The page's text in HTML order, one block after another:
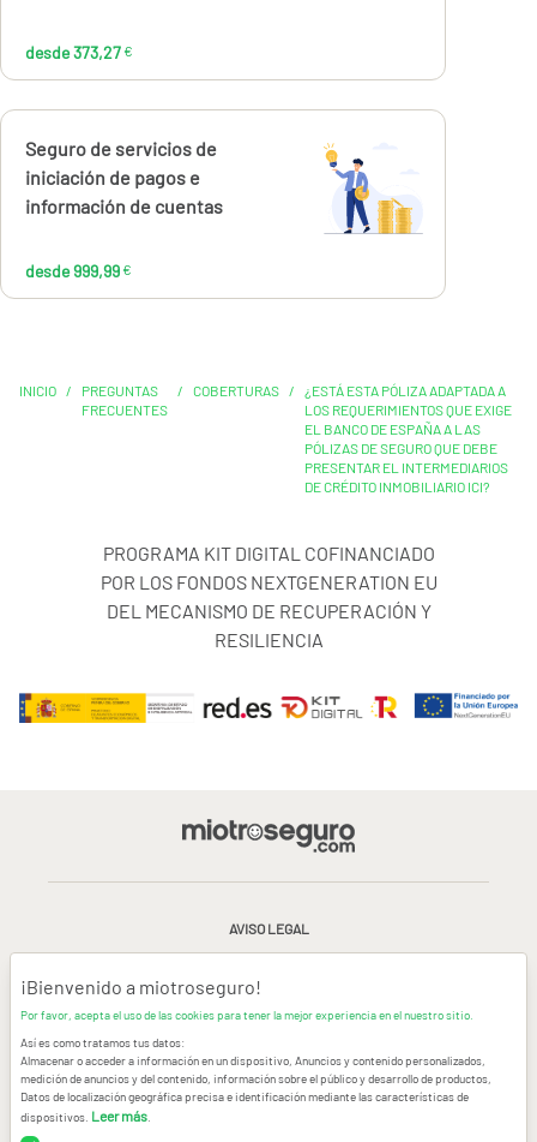
desde 373,27 €
Calcúlalo ahora
Seguro de servicios de
iniciación de pagos e
información de cuentas
desde 999,99 €
999,99€
INICIO /
PREGUNTAS
FRECUENTES
/ COBERTURAS /
¿ESTÁ ESTA PÓLIZA ADAPTADA A
LOS REQUERIMIENTOS QUE EXIGE
EL BANCO DE ESPAÑA A LAS
PÓLIZAS DE SEGURO QUE DEBE
PRESENTAR EL INTERMEDIARIOS
DE CRÉDITO INMOBILIARIO ICI?
PROGRAMA KIT DIGITAL COFINANCIADO
POR LOS FONDOS NEXTGENERATION EU
DEL MECANISMO DE RECUPERACIÓN Y
RESILIENCIA
AVISO LEGAL
CONDICIONES GENERALES DE USO
CONTACTAR
© Copyright miotroseguro.com 2026. Todos los derechos reservados
¡Bienvenido a miotroseguro!
Por favor, acepta el uso de las cookies para tener la mejor experiencia en el nuestro sitio.
Así es como tratamos tus datos:
Almacenar o acceder a información en un dispositivo, Anuncios y contenido personalizados,
medición de anuncios y del contenido, información sobre el público y desarrollo de productos,
Datos de localización geográfica precisa e identificación mediante las características de
dispositivos. Leer más